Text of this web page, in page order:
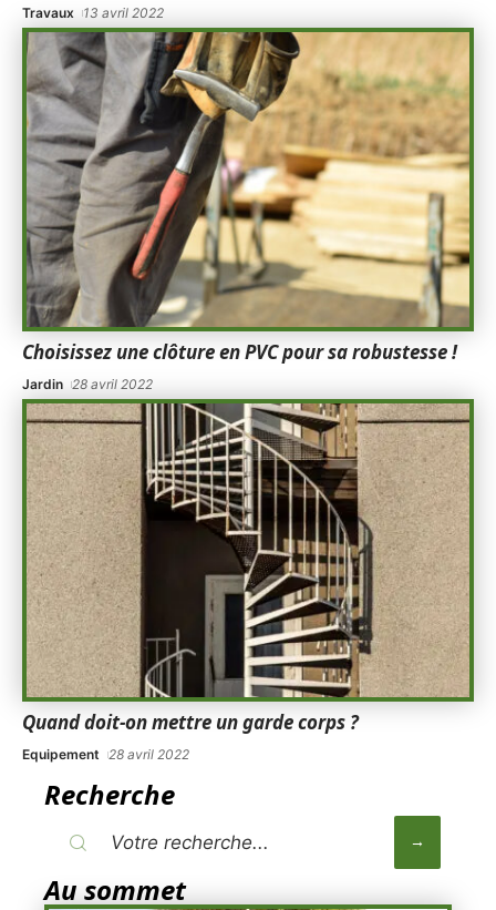
Travaux 13 avril 2022
Choisissez une clôture en PVC pour sa robustesse !
Jardin 28 avril 2022
Quand doit-on mettre un garde corps ?
Equipement 28 avril 2022
Recherche
Au sommet